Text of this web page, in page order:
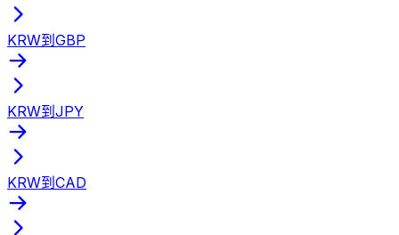
KRW到GBP
KRW到JPY
KRW到CAD